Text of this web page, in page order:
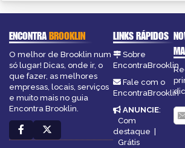
ENCONTRABROOKLIN
O melhor de Brooklin num
só lugar! Dicas, onde ir, o
que fazer, as melhores
empresas, locais, serviços
e muito mais no guia
Encontra Brooklin.
LINKS RÁPIDOS
Sobre
EncontraBrooklin
Fale com o
EncontraBrooklin
ANUNCIE:
Com
destaque
Grátis